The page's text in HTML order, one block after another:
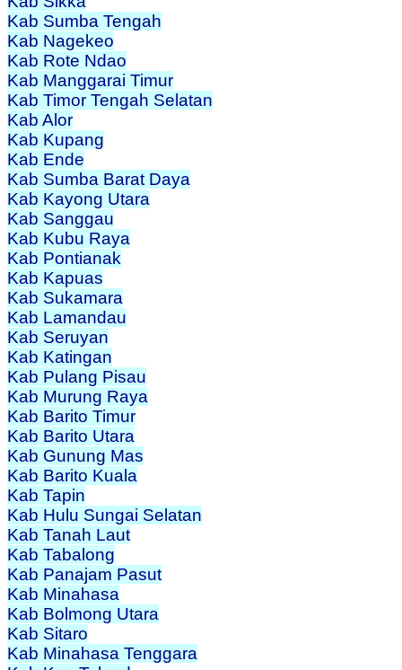
Kab Sumba Tengah
Kab Nagekeo
Kab Rote Ndao
Kab Manggarai Timur
Kab Timor Tengah Selatan
Kab Alor
Kab Kupang
Kab Ende
Kab Sumba Barat Daya
Kab Kayong Utara
Kab Sanggau
Kab Kubu Raya
Kab Pontianak
Kab Kapuas
Kab Sukamara
Kab Lamandau
Kab Seruyan
Kab Katingan
Kab Pulang Pisau
Kab Murung Raya
Kab Barito Timur
Kab Barito Utara
Kab Gunung Mas
Kab Barito Kuala
Kab Tapin
Kab Hulu Sungai Selatan
Kab Tanah Laut
Kab Tabalong
Kab Panajam Pasut
Kab Minahasa
Kab Bolmong Utara
Kab Sitaro
Kab Minahasa Tenggara